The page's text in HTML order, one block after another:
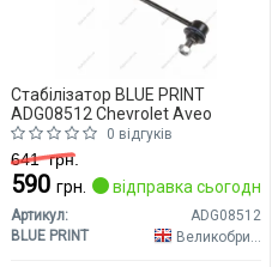
Стабілізатор BLUE PRINT
ADG08512 Chevrolet Aveo
0 відгуків
641грн.
590 грн. відправка сьогодні
Артикул:
ADG08512
BLUE PRINT
Великобританія